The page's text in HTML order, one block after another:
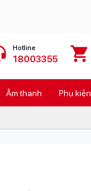
Hotline
18003355
Âm thanh Phụ kiện